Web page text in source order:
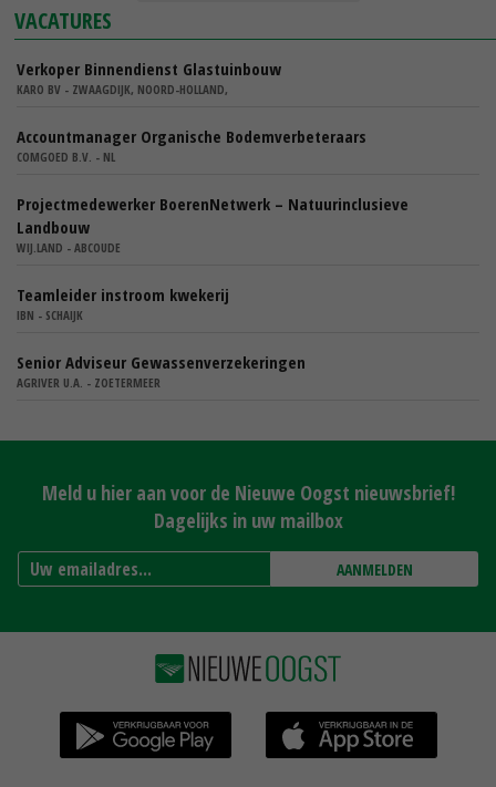
VACATURES
Verkoper Binnendienst Glastuinbouw
KARO BV - ZWAAGDIJK, NOORD-HOLLAND,
Accountmanager Organische Bodemverbeteraars
COMGOED B.V. - NL
Projectmedewerker BoerenNetwerk – Natuurinclusieve
Landbouw
WIJ.LAND - ABCOUDE
Teamleider instroom kwekerij
IBN - SCHAIJK
Senior Adviseur Gewassenverzekeringen
AGRIVER U.A. - ZOETERMEER
Meld u hier aan voor de Nieuwe Oogst nieuwsbrief!
Dagelijks in uw mailbox
AANMELDEN